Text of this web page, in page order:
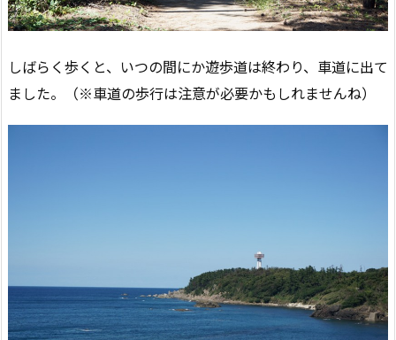
しばらく歩くと、いつの間にか遊歩道は終わり、車道に出て
ました。（※車道の歩行は注意が必要かもしれませんね）